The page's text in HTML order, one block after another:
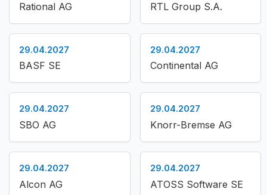
Rational AG RTL Group S.A.
29.04.2027
BASF SE
29.04.2027
Continental AG
29.04.2027
SBO AG
29.04.2027
Knorr-Bremse AG
29.04.2027
Alcon AG
29.04.2027
ATOSS Software SE